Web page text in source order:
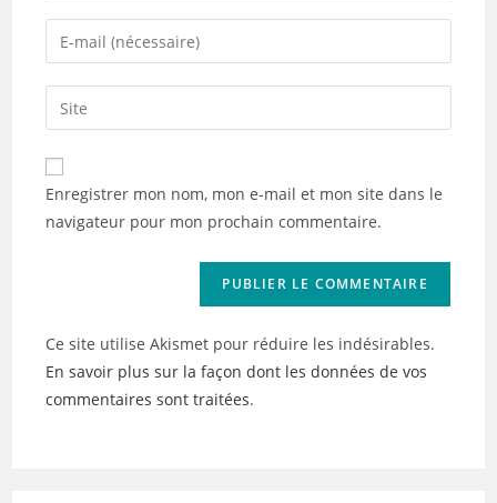
name
comment
Enter
your
email
address
comment
Saisir
l’URL
de
votre
(facultatif)
Enregistrer mon nom, mon e-mail et mon site dans le
navigateur pour mon prochain commentaire.
Ce site utilise Akismet pour réduire les indésirables.
En savoir plus sur la façon dont les données de vos
commentaires sont traitées.